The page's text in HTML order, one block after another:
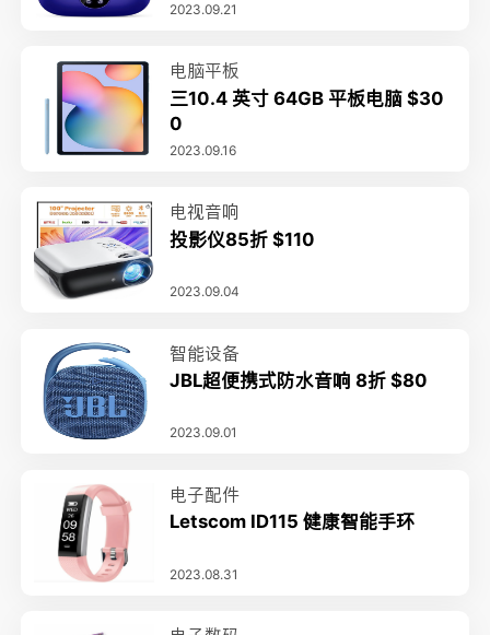
2023.09.21
电脑平板
三10.4 英寸 64GB 平板电脑 $30
0
2023.09.16
电视音响
投影仪85折 $110
2023.09.04
智能设备
JBL超便携式防水音响 8折 $80
2023.09.01
电子配件
Letscom ID115 健康智能手环
2023.08.31